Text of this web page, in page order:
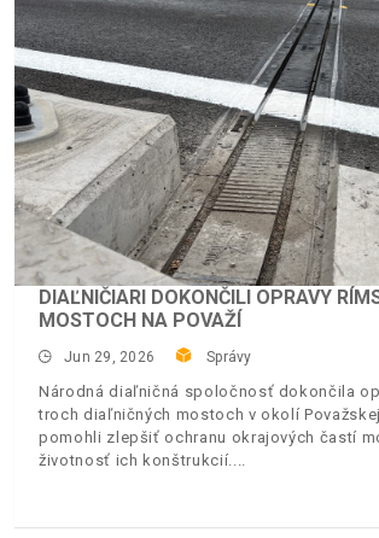
DIAĽNIČIARI DOKONČILI OPRAVY
MOSTOCH NA POVAŽÍ
Jun 29, 2026 Správy
Národná diaľničná spoločnosť dokončila
troch diaľničných mostoch v okolí
pomohli zlepšiť ochranu okrajových častí
životnosť ich konštrukcií.